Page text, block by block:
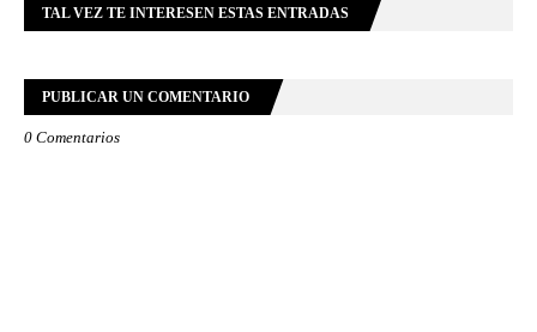
TAL VEZ TE INTERESEN ESTAS ENTRADAS
PUBLICAR UN COMENTARIO
0 Comentarios